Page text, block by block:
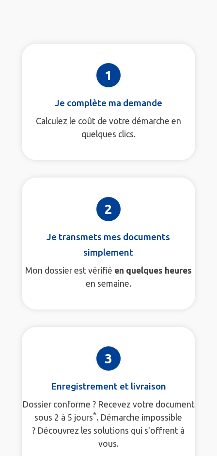
1
Je complète ma demande
Calculez le coût de votre démarche en
quelques clics.
2
Je transmets mes documents
simplement
Mon dossier est vérifié en quelques heures
en semaine.
3
Enregistrement et livraison
Dossier conforme ? Recevez votre document
sous 2 à 5 jours*. Démarche impossible
? Découvrez les solutions qui s'offrent à
vous.